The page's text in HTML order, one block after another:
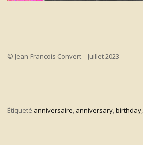
© Jean-François Convert – Juillet 2023
Étiqueté anniversaire, anniversary,birthday,